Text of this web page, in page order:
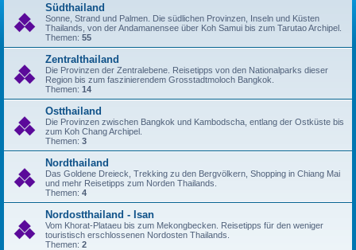
Südthailand
Sonne, Strand und Palmen. Die südlichen Provinzen, Inseln und Küsten
Thailands, von der Andamanensee über Koh Samui bis zum Tarutao Archipel.
Themen: 55
Zentralthailand
Die Provinzen der Zentralebene. Reisetipps von den Nationalparks dieser
Region bis zum faszinierendem Grosstadtmoloch Bangkok.
Themen: 14
Ostthailand
Die Provinzen zwischen Bangkok und Kambodscha, entlang der Ostküste bis
zum Koh Chang Archipel.
Themen: 3
Nordthailand
Das Goldene Dreieck, Trekking zu den Bergvölkern, Shopping in Chiang Mai
und mehr Reisetipps zum Norden Thailands.
Themen: 4
Nordostthailand - Isan
Vom Khorat-Plataeu bis zum Mekongbecken. Reisetipps für den weniger
touristisch erschlossenen Nordosten Thailands.
Themen: 2